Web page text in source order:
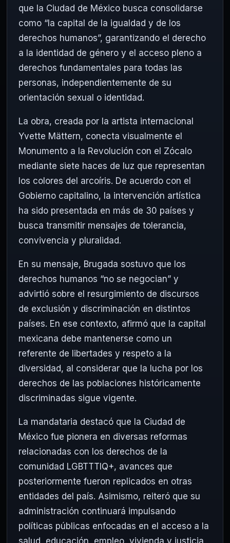
que la Ciudad de México busca consolidarse
como “la capital de la igualdad y de los
derechos humanos”, garantizando el derecho
a la identidad de género y el acceso pleno a
derechos fundamentales para todas las
personas, independientemente de su
orientación sexual o identidad.
La obra, creada por la artista internacional
Yvette Mättern, conecta visualmente el
Monumento a la Revolución con el Zócalo
mediante siete haces de luz que representan
los colores del arcoíris. De acuerdo con el
Gobierno capitalino, la intervención artística
ha sido presentada en más de 30 países y
busca transmitir mensajes de tolerancia,
convivencia y pluralidad.
En su mensaje, Brugada sostuvo que los
derechos humanos “no se negocian” y
advirtió sobre el resurgimiento de discursos
de exclusión y discriminación en distintos
países. En ese contexto, afirmó que la capital
mexicana debe mantenerse como un
referente de libertades y respeto a la
diversidad, al considerar que la lucha por los
derechos de las poblaciones históricamente
discriminadas sigue vigente.
La mandataria destacó que la Ciudad de
México fue pionera en diversas reformas
relacionadas con los derechos de la
comunidad LGBTTTIQ+, avances que
posteriormente fueron replicados en otras
entidades del país. Asimismo, reiteró que su
administración continuará impulsando
políticas públicas enfocadas en el acceso a la
salud, educación, empleo, vivienda y justicia